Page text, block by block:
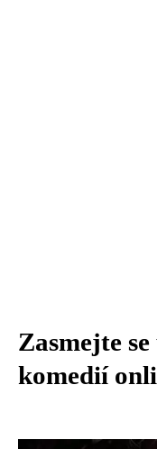
Zasmejte
komedií